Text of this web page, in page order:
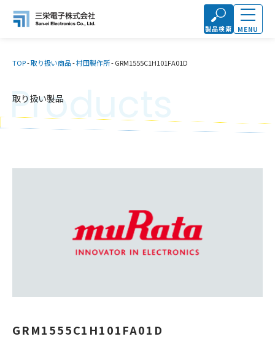
製品検索 MENU
TOP-取り扱い商品-村田製作所-GRM1555C1H101FA01D
取り扱い製品
Products
GRM1555C1H101FA01D